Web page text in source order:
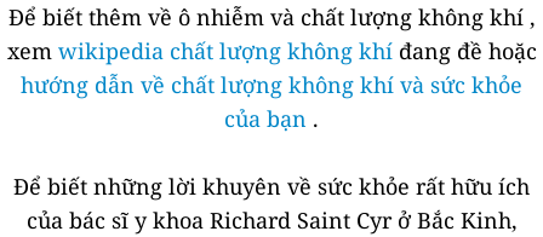
Để biết thêm về ô nhiễm và chất lượng không khí ,
xem wikipedia chất lượng không khíđang đề hoặc
hướng dẫn về chất lượng không khí và sức khỏe
của bạn .
Để biết những lời khuyên về sức khỏe rất hữu ích
của bác sĩ y khoa Richard Saint Cyr ở Bắc Kinh,